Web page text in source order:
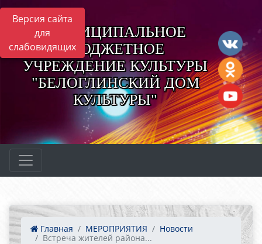
Версия сайта
для
слабовидящих
МУНИЦИПАЛЬНОЕ
БЮДЖЕТНОЕ
УЧРЕЖДЕНИЕ КУЛЬТУРЫ
"БЕЛОГЛИНСКИЙ ДОМ
КУЛЬТУРЫ"
Главная МЕРОПРИЯТИЯ
Новости
Встреча жителей района...